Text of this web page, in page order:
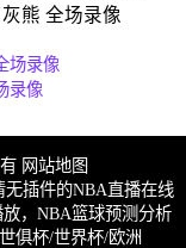
熊 全场录像
场录像
录像
网站地图
无插件的NBA直播在线
，NBA篮球预测分析
俱杯/世界杯/欧洲